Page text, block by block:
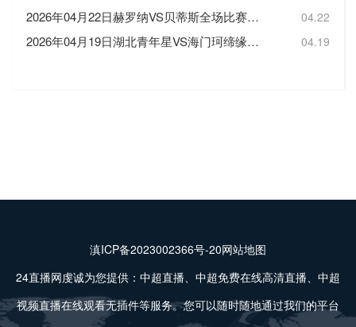
2026年04月22日赫罗纳VS贝蒂斯全场比赛录像回放 04.22
2026年04月19日湖北青年星VS海门珂缔缘全场比赛录像回放 04.19
滇ICP备2023002366号-20网站地图
24直播网虔诚为您提供：中超直播、中超免费在线高清直播、中超
视频直播在线观看无插件等服务。您可以随时随地通过我们的平台